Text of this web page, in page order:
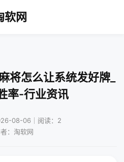
软网
将怎么让系统发好牌_
率-行业资讯
08-06｜阅读：2
：淘软网